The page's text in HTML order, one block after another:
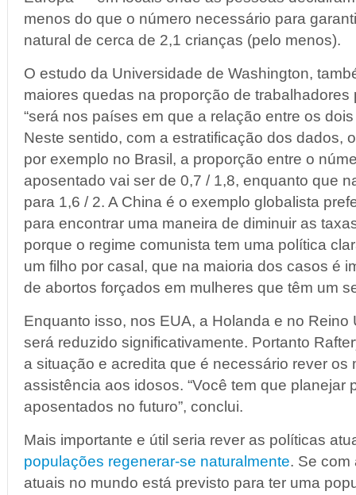
menos do que o número necessário para
natural de cerca de 2,1 crianças (pelo menos).
O estudo da Universidade de Washington,
maiores quedas na proporção de
“será nos países em que a relação entre os
Neste sentido, com a estratificação dos dados,
por exemplo no Brasil, a proporção entre o
aposentado vai ser de 0,7 / 1,8, enquanto que
para 1,6 / 2. A China é o exemplo globalista
para encontrar uma maneira de diminuir as
porque o regime comunista tem uma política
um filho por casal, que na maioria dos casos é
de abortos forçados em mulheres que têm um
Enquanto isso, nos EUA, a Holanda e no Reino
será reduzido significativamente. Portanto
a situação e acredita que é necessário rever os
assistência aos idosos. “Você tem que planejar
aposentados no futuro”, conclui.
Mais importante e útil seria rever as políticas
populações regenerar-se naturalmente. Se com
atuais no mundo está previsto para ter uma